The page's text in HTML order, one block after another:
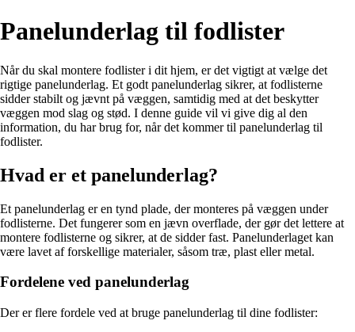
Panelunderlag til fodlister
Når du skal montere fodlister i dit hjem, er det vigtigt at vælge det
rigtige panelunderlag. Et godt panelunderlag sikrer, at fodlisterne
sidder stabilt og jævnt på væggen, samtidig med at det beskytter
væggen mod slag og stød. I denne guide vil vi give dig al den
information, du har brug for, når det kommer til panelunderlag til
fodlister.
Hvad er et panelunderlag?
Et panelunderlag er en tynd plade, der monteres på væggen under
fodlisterne. Det fungerer som en jævn overflade, der gør det lettere at
montere fodlisterne og sikrer, at de sidder fast. Panelunderlaget kan
være lavet af forskellige materialer, såsom træ, plast eller metal.
Fordelene ved panelunderlag
Der er flere fordele ved at bruge panelunderlag til dine fodlister: